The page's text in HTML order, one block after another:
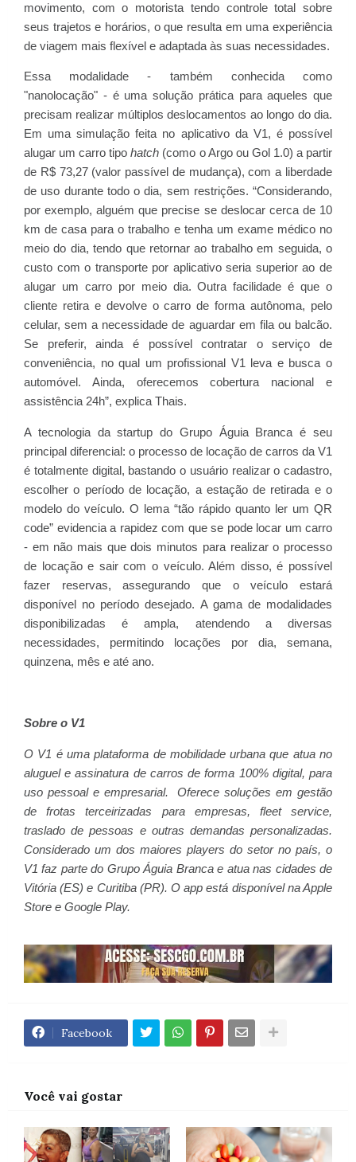
movimento, com o motorista tendo controle total sobre
seus trajetos e horários, o que resulta em uma experiência
de viagem mais flexível e adaptada às suas necessidades.
Essa modalidade - também conhecida como
"nanolocação" - é uma solução prática para aqueles que
precisam realizar múltiplos deslocamentos ao longo do dia.
Em uma simulação feita no aplicativo da V1, é possível
alugar um carro tipohatch (como o Argo ou Gol 1.0) a partir
de R$ 73,27 (valor passível de mudança), com a liberdade
de uso durante todo o dia, sem restrições. “Considerando,
por exemplo, alguém que precise se deslocar cerca de 10
km de casa para o trabalho e tenha um exame médico no
meio do dia, tendo que retornar ao trabalho em seguida, o
custo com o transporte por aplicativo seria superior ao de
alugar um carro por meio dia. Outra facilidade é que o
cliente retira e devolve o carro de forma autônoma, pelo
celular, sem a necessidade de aguardar em fila ou balcão.
Se preferir, ainda é possível contratar o serviço de
conveniência, no qual um profissional V1 leva e busca o
automóvel. Ainda, oferecemos cobertura nacional e
assistência 24h”, explica Thais.
A tecnologia da startup do Grupo Águia Branca é seu
principal diferencial: o processo de locação de carros da V1
é totalmente digital, bastando o usuário realizar o cadastro,
escolher o período de locação, a estação de retirada e o
modelo do veículo. O lema “tão rápido quanto ler um QR
code” evidencia a rapidez com que se pode locar um carro
- em não mais que dois minutos para realizar o processo
de locação e sair com o veículo. Além disso, é possível
fazer reservas, assegurando que o veículo estará
disponível no período desejado. A gama de modalidades
disponibilizadas é ampla, atendendo a diversas
necessidades, permitindo locações por dia, semana,
quinzena, mês e até ano.
Sobre o V1
O V1 é uma plataforma de mobilidade urbana que atua no
aluguel e assinatura de carros de forma 100% digital, para
uso pessoal e empresarial. Oferece soluções em gestão
de frotas terceirizadas para empresas, fleet service,
traslado de pessoas e outras demandas personalizadas.
Considerado um dos maiores players do setor no país, o
V1 faz parte do Grupo Águia Branca e atua nas cidades de
Vitória (ES) e Curitiba (PR). O app está disponível na Apple
Store e Google Play.
Facebook
Você vai gostar